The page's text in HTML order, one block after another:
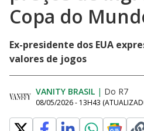
Copa do
Ex-presidente dos EUA
valores de jogos
VANITY BRASIL | Do R7
08/05/2026 - 13H43